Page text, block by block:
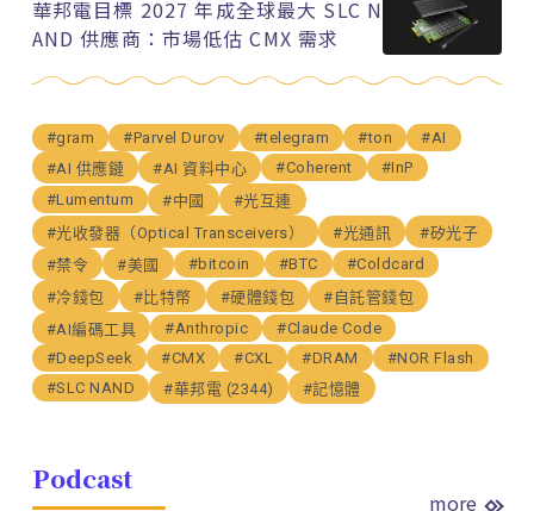
華邦電目標 2027 年成全球最大 SLC N
AND 供應商：市場低估 CMX 需求
#gram #Parvel Durov #telegram #ton
#AI
#AI 供應鏈
#AI 資料中心 #Coherent
#InP
#Lumentum
#中國
#光互連
#光收發器（Optical Transceivers）
#光通訊
#矽光子
#禁令
#美國 #bitcoin #BTC
#Coldcard
#冷錢包
#比特幣 #硬體錢包
#自託管錢包
#AI編碼工具
#Anthropic
#Claude Code
#DeepSeek
#CMX #CXL #DRAM
#NOR Flash
#SLC NAND
#華邦電 (2344) #記憶體
Podcast
more